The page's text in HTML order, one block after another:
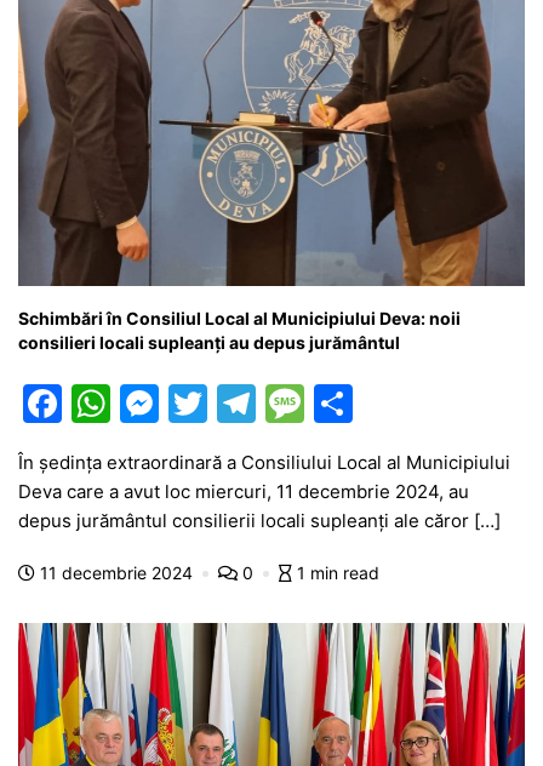
Schimbări în Consiliul Local al Municipiului Deva: noii
consilieri locali supleanți au depus jurământul
F
a
c
e
b
o
o
k
W
at
s
A
p
p
M
e
s
s
e
g
er
T
itt
er
T
el
e
gr
a
m
M
s
s
a
e
ta
je
a
z
ă
În ședința extraordinară a Consiliului Local al Municipiului
Deva care a avut loc miercuri, 11 decembrie 2024, au
depus jurământul consilierii locali supleanți ale căror […]
11 decembrie 2024 0 1 min read